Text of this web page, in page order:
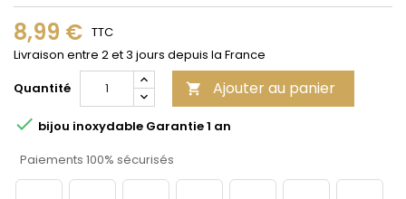
8,99 € TTC
Livraison entre 2 et 3 jours depuis la France
Quantité
 Ajouter au panier
 bijou inoxydable Garantie 1 an
Paiements 100% sécurisés